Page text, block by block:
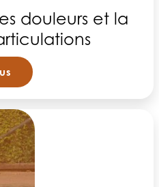
douleurs et la